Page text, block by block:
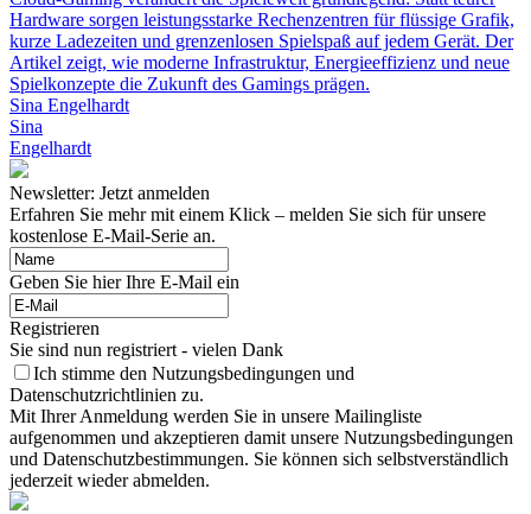
Hardware sorgen leistungsstarke Rechenzentren für flüssige Grafik,
kurze Ladezeiten und grenzenlosen Spielspaß auf jedem Gerät. Der
Artikel zeigt, wie moderne Infrastruktur, Energieeffizienz und neue
Spielkonzepte die Zukunft des Gamings prägen.
Sina Engelhardt
Sina
Engelhardt
Newsletter: Jetzt anmelden
Erfahren Sie mehr mit einem Klick – melden Sie sich für unsere
kostenlose E-Mail-Serie an.
Geben Sie hier Ihre E-Mail ein
Registrieren
Sie sind nun registriert - vielen Dank
Ich stimme den Nutzungsbedingungen und
Datenschutzrichtlinien zu.
Mit Ihrer Anmeldung werden Sie in unsere Mailingliste
aufgenommen und akzeptieren damit unsere Nutzungsbedingungen
und Datenschutzbestimmungen. Sie können sich selbstverständlich
jederzeit wieder abmelden.